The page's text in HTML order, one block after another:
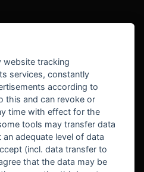
tracking
services, constantly
according to
this and can revoke or
time with effect for the
tools may transfer data
adequate level of data
(incl. data transfer to
that the data may be